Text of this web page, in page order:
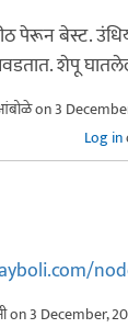
पेरून बेस्ट.
शेपू
on 3
Log in
on 3 December,